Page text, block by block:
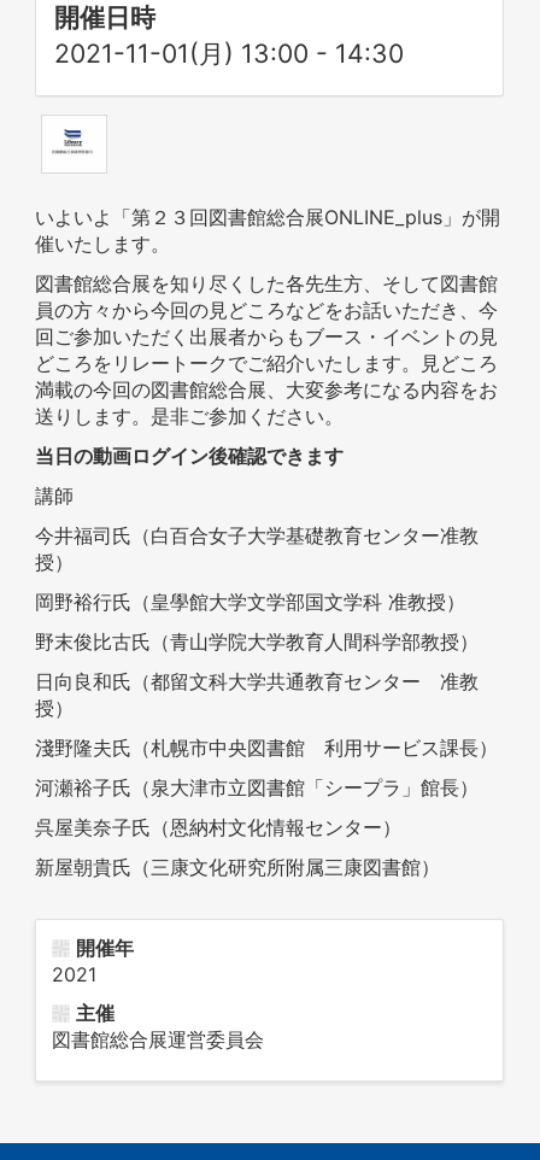
開催日時
2021-11-01(月) 13:00 - 14:30
いよいよ「第２３回図書館総合展ONLINE_plus」が開
催いたします。
図書館総合展を知り尽くした各先生方、そして図書館
員の方々から今回の見どころなどをお話いただき、今
回ご参加いただく出展者からもブース・イベントの見
どころをリレートークでご紹介いたします。見どころ
満載の今回の図書館総合展、大変参考になる内容をお
送りします。是非ご参加ください。
当日の動画ログイン後確認できます
講師
今井福司氏（白百合女子大学基礎教育センター准教
授）
岡野裕行氏（皇學館大学文学部国文学科 准教授）
野末俊比古氏（青山学院大学教育人間科学部教授）
日向良和氏（都留文科大学共通教育センター 准教
授）
淺野隆夫氏（札幌市中央図書館 利用サービス課長）
河瀬裕子氏（泉大津市立図書館「シープラ」館長）
呉屋美奈子氏（恩納村文化情報センター）
新屋朝貴氏（三康文化研究所附属三康図書館）
開催年
2021
主催
図書館総合展運営委員会